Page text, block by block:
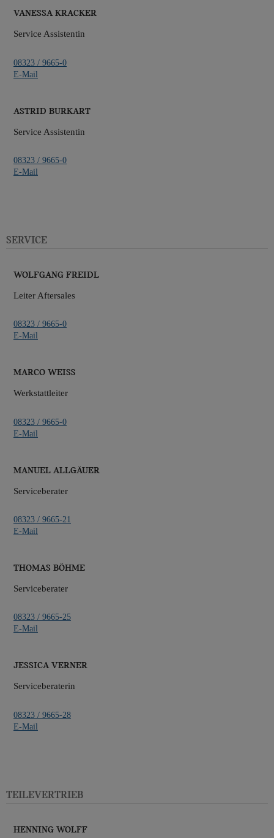
Vanessa Kracker
Service Assistentin
08323 / 9665-0
E-Mail
Astrid Burkart
Service Assistentin
08323 / 9665-0
E-Mail
Service
Wolfgang Freidl
Leiter Aftersales
08323 / 9665-0
E-Mail
Marco Weiß
Werkstattleiter
08323 / 9665-0
E-Mail
Manuel Allgäuer
Serviceberater
08323 / 9665-21
E-Mail
Thomas Böhme
Serviceberater
08323 / 9665-25
E-Mail
Jessica Verner
Serviceberaterin
08323 / 9665-28
E-Mail
Teilevertrieb
Henning Wolff